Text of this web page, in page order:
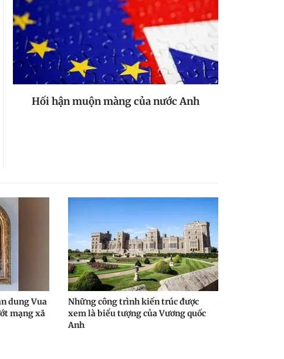
Hối hận muộn màng của nước Anh
dung Vua
mạng xã
Những công trình kiến trúc được
xem là biểu tượng của Vương quốc
Anh